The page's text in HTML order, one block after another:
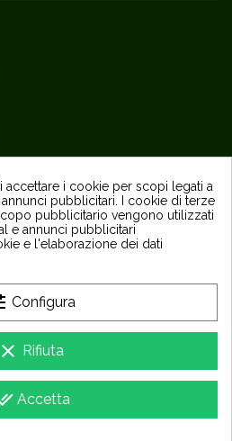
15 alle 18
i cookie per scopi legati a
pubblicitari. I cookie di terze
pubblicitario vengono utilizzati
e annunci pubblicitari
e l'elaborazione dei dati
Configura
clear Rifiuta
Accetta